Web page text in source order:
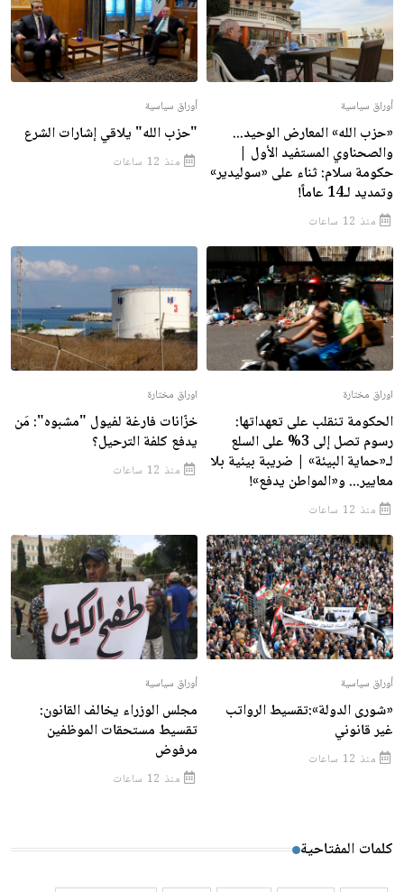
أوراق سياسية
«حزب الله» المعارض الوحيد...
والصحناوي المستفيد الأول |
حكومة سلام: ثناء على «سوليدير»
وتمديد لـ14 عاماً!
منذ 12 ساعات
أوراق سياسية
"حزب الله" يلاقي إشارات الشرع
منذ 12 ساعات
اوراق مختارة
الحكومة تنقلب على تعهداتها:
رسوم تصل إلى 3% على السلع
لـ«حماية البيئة» | ضريبة بيئية بلا
معايير... و«المواطن يدفع»!
منذ 12 ساعات
اوراق مختارة
خزّانات فارغة لفيول "مشبوه": مَن
يدفع كلفة الترحيل؟
منذ 12 ساعات
أوراق سياسية
«شورى الدولة»:تقسيط الرواتب
غير قانوني
منذ 12 ساعات
أوراق سياسية
مجلس الوزراء يخالف القانون:
تقسيط مستحقات الموظفين
مرفوض
منذ 12 ساعات
كلمات المفتاحية